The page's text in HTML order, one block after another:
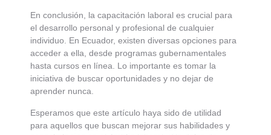
En conclusión, la capacitación laboral es crucial para
el desarrollo personal y profesional de cualquier
individuo. En Ecuador, existen diversas opciones para
acceder a ella, desde programas gubernamentales
hasta cursos en línea. Lo importante es tomar la
iniciativa de buscar oportunidades y no dejar de
aprender nunca.
Esperamos que este artículo haya sido de utilidad
para aquellos que buscan mejorar sus habilidades y